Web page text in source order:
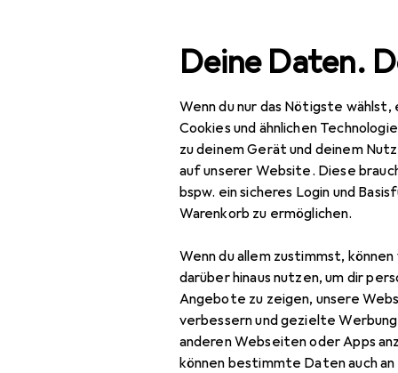
Deine Daten.
Wenn du nur das Nötigste
Cookies und ähnlichen
zu deinem Gerät und deinem
auf unserer Website. Diese
bspw. ein sicheres Login und
Warenkorb zu ermöglichen.
Wenn du allem zustimmst,
darüber hinaus nutzen, um dir
Angebote zu zeigen, unsere
verbessern und gezielte
anderen Webseiten oder Apps
können bestimmte Daten auch
Navigation nach Kategorien Gesamtsortiment IT